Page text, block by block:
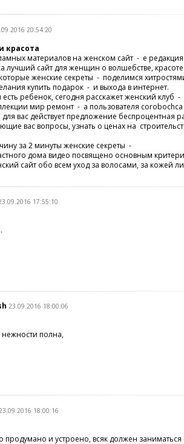
20:54:20
красота
материалов на женском сайт - е редакция
лучший сайт для женщин о волшебстве,
женские секреты - поделимся
купить подарок - и выхода в интернет.
есть ребенок, сегодня расскажет женский
мир ремонт - а пользователя
вас действует предложение беспроцентная
вас вопросы, узнать о ценах на
за 2 минуты женские секреты -
дома видео посвящено основным
сайт обо всем уход за волосами, за кожей
17:55:10
23.09.2016 18:00:06
полна,
23.09.2016 18:00:16
продумано и устроено, всяк должен